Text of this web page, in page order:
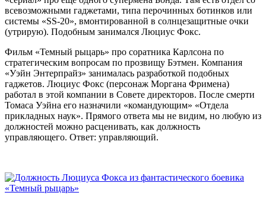
всевозможными гаджетами, типа перочинных ботинков или
системы «SS-20», вмонтированной в солнцезащитные очки
(утрирую). Подобным занимался Люциус Фокс.
Фильм «Темный рыцарь» про соратника Карлсона по
стратегическим вопросам по прозвищу Бэтмен. Компания
«Уэйн Энтерпрайз» занималась разработкой подобных
гаджетов. Люциус Фокс (персонаж Моргана Фримена)
работал в этой компании в Совете директоров. После смерти
Томаса Уэйна его назначили «командующим» «Отдела
прикладных наук». Прямого ответа мы не видим, но любую из
должностей можно расценивать, как должность
управляющего. Ответ: управляющий.